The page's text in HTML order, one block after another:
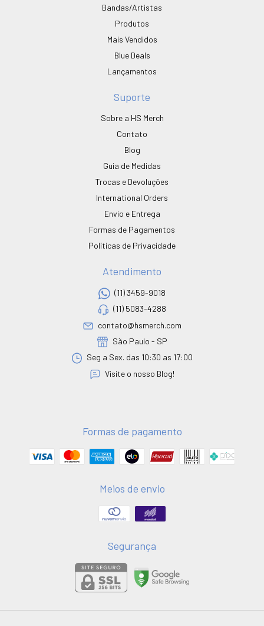
Bandas/Artistas
Produtos
Mais Vendidos
Blue Deals
Lançamentos
Suporte
Sobre a HS Merch
Contato
Blog
Guia de Medidas
Trocas e Devoluções
International Orders
Envio e Entrega
Formas de Pagamentos
Políticas de Privacidade
Atendimento
(11) 3459-9018
(11) 5083-4288
contato@hsmerch.com
São Paulo - SP
Seg a Sex. das 10:30 as 17:00
Visite o nosso Blog!
Formas de pagamento
Meios de envio
Segurança